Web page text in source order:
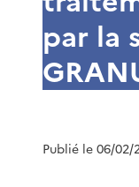
par la
Publié le 06/02/